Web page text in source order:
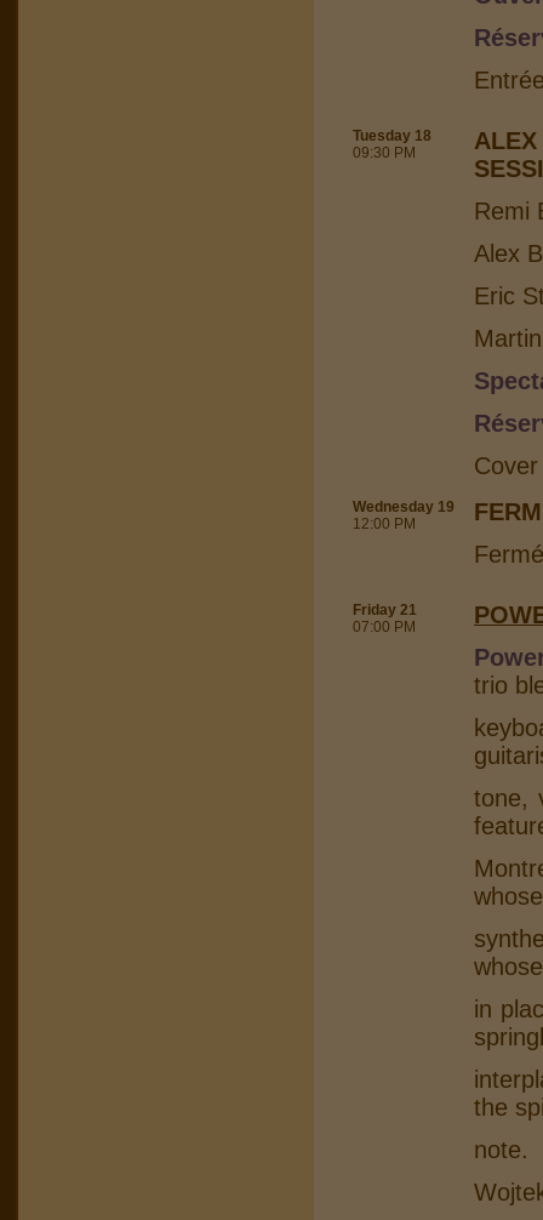
Tuesday 18
09:30 PM
Remi
Alex
Eric
Wednesday 19
12:00 PM
Friday 21
07:00 PM
trio
tone,
in
the
note.